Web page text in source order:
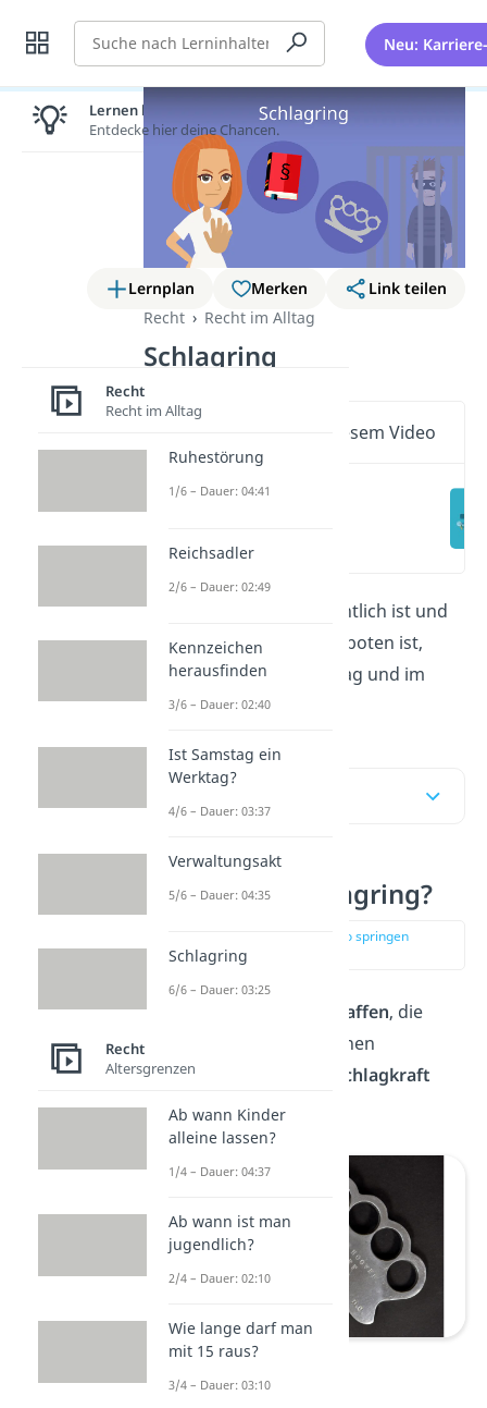
Suche Neu:
Lernplan Merken
Link teilen
Recht
Recht im Alltag
Schlagring
Wichtige Inhalte in diesem Video
Was ein
eigentlich ist und
ob er in Deutschland verboten ist,
erfährst du hier im Beitrag und im
Video
Was ist ein Schlagring?
zur Stelle im Video springen
(00:12)
Schlagringe Handwaffen, die
meist aus einem metallenen
Griff bestehen und die
Schlagkraft
erhöhen.
Lernen lohnt sich!
Entdecke hier deine Chancen.
Recht
Recht im Alltag
Ruhestörung
1/6 – Dauer: 04:41
Reichsadler
2/6 – Dauer: 02:49
Kennzeichen
herausfinden
3/6 – Dauer: 02:40
Ist Samstag ein
Werktag?
4/6 – Dauer: 03:37
Verwaltungsakt
5/6 – Dauer: 04:35
Schlagring
6/6 – Dauer: 03:25
Recht
Altersgrenzen
Ab wann Kinder
alleine lassen?
1/4 – Dauer: 04:37
Ab wann ist man
jugendlich?
2/4 – Dauer: 02:10
Wie lange darf man
mit 15 raus?
3/4 – Dauer: 03:10